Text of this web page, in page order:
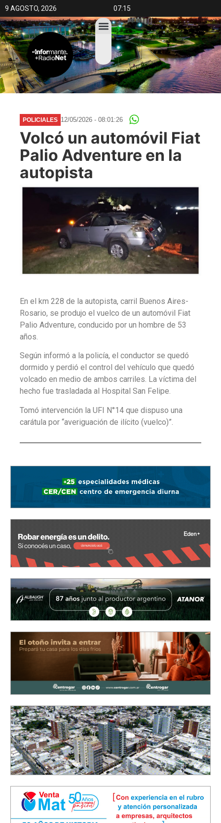
9 AGOSTO, 2026 07:15
POLICIALES 12/05/2026 - 08:01:26
Volcó un automóvil Fiat
Palio Adventure en la
autopista
En el km 228 de la autopista, carril Buenos Aires-
Rosario, se produjo el vuelco de un automóvil Fiat
Palio Adventure, conducido por un hombre de 53
años.
Según informó a la policía, el conductor se quedó
dormido y perdió el control del vehículo que quedó
volcado en medio de ambos carriles. La víctima del
hecho fue trasladada al Hospital San Felipe.
Tomó intervención la UFI N°14 que dispuso una
carátula por “averiguación de ilícito (vuelco)”.